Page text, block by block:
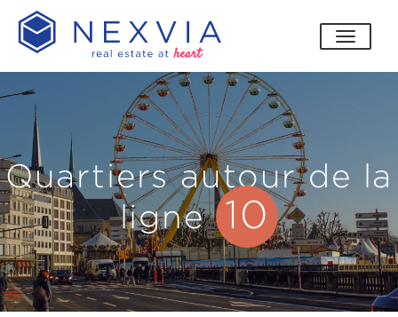
Quartiers autour de la
ligne 10